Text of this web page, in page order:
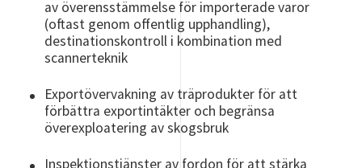
av överensstämmelse för importerade varor
(oftast genom offentlig upphandling),
destinationskontroll i kombination med
scannerteknik
Exportövervakning av träprodukter för att
förbättra exportintäkter och begränsa
överexploatering av skogsbruk
Inspektionstjänster av fordon för att stärka